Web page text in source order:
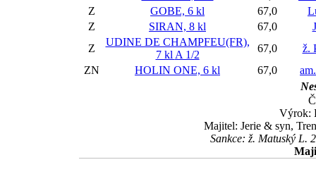
Z
GOBE, 6 kl 67,0
Z
SIRAN, 8 kl 67,0
Z
UDINE DE CHAMPFEU(FR),
7 kl A 1/2
67,0
ž.
ZN
HOLIN ONE, 6 kl 67,0
Výrok:
Majitel: Jerie & syn,
Sankce: ž. Matuský L.